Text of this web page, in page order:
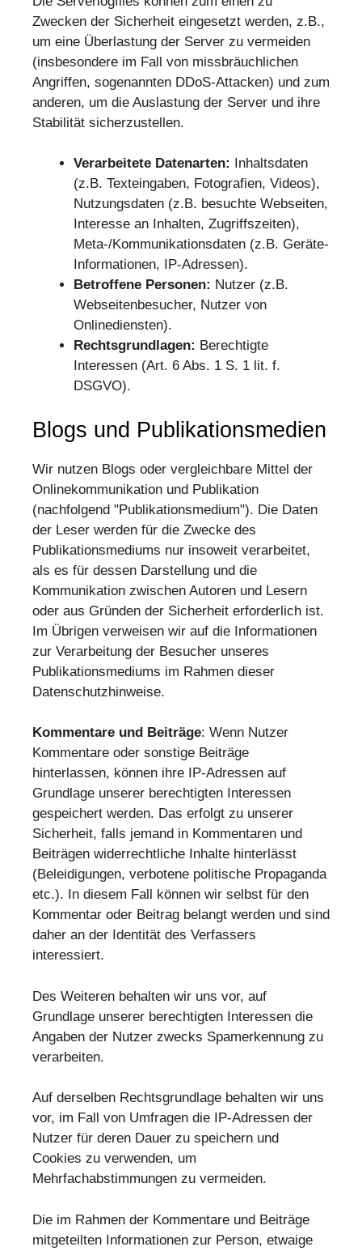
Zwecken der Sicherheit eingesetzt werden, z.B.,
um eine Überlastung der Server zu vermeiden
(insbesondere im Fall von missbräuchlichen
Angriffen, sogenannten DDoS-Attacken) und zum
anderen, um die Auslastung der Server und ihre
Stabilität sicherzustellen.
Verarbeitete Datenarten: Inhaltsdaten
(z.B. Texteingaben, Fotografien, Videos),
Nutzungsdaten (z.B. besuchte Webseiten,
Interesse an Inhalten, Zugriffszeiten),
Meta-/Kommunikationsdaten (z.B. Geräte-
Informationen, IP-Adressen).
Betroffene Personen: Nutzer (z.B.
Webseitenbesucher, Nutzer von
Onlinediensten).
Rechtsgrundlagen: Berechtigte
Interessen (Art. 6 Abs. 1 S. 1 lit. f.
DSGVO).
Blogs und Publikationsmedien
Wir nutzen Blogs oder vergleichbare Mittel der
Onlinekommunikation und Publikation
(nachfolgend "Publikationsmedium"). Die Daten
der Leser werden für die Zwecke des
Publikationsmediums nur insoweit verarbeitet,
als es für dessen Darstellung und die
Kommunikation zwischen Autoren und Lesern
oder aus Gründen der Sicherheit erforderlich ist.
Im Übrigen verweisen wir auf die Informationen
zur Verarbeitung der Besucher unseres
Publikationsmediums im Rahmen dieser
Datenschutzhinweise.
Kommentare und Beiträge: Wenn Nutzer
Kommentare oder sonstige Beiträge
hinterlassen, können ihre IP-Adressen auf
Grundlage unserer berechtigten Interessen
gespeichert werden. Das erfolgt zu unserer
Sicherheit, falls jemand in Kommentaren und
Beiträgen widerrechtliche Inhalte hinterlässt
(Beleidigungen, verbotene politische Propaganda
etc.). In diesem Fall können wir selbst für den
Kommentar oder Beitrag belangt werden und sind
daher an der Identität des Verfassers
interessiert.
Des Weiteren behalten wir uns vor, auf
Grundlage unserer berechtigten Interessen die
Angaben der Nutzer zwecks Spamerkennung zu
verarbeiten.
Auf derselben Rechtsgrundlage behalten wir uns
vor, im Fall von Umfragen die IP-Adressen der
Nutzer für deren Dauer zu speichern und
Cookies zu verwenden, um
Mehrfachabstimmungen zu vermeiden.
Die im Rahmen der Kommentare und Beiträge
mitgeteilten Informationen zur Person, etwaige